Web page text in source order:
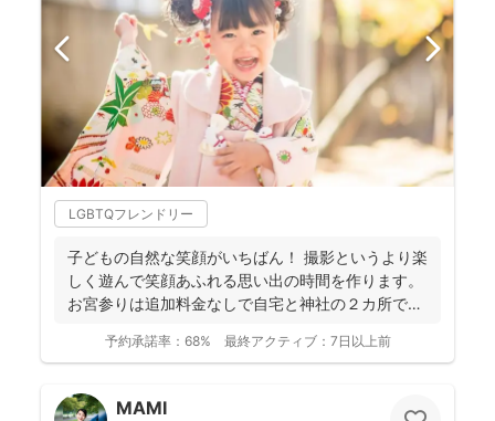
LGBTQフレンドリー
子どもの自然な笑顔がいちばん！ 撮影というより楽
しく遊んで笑顔あふれる思い出の時間を作ります。
お宮参りは追加料金なしで自宅と神社の２カ所で撮
予約承諾率： 68% 最終アクティブ： 7日以上前
MAMI